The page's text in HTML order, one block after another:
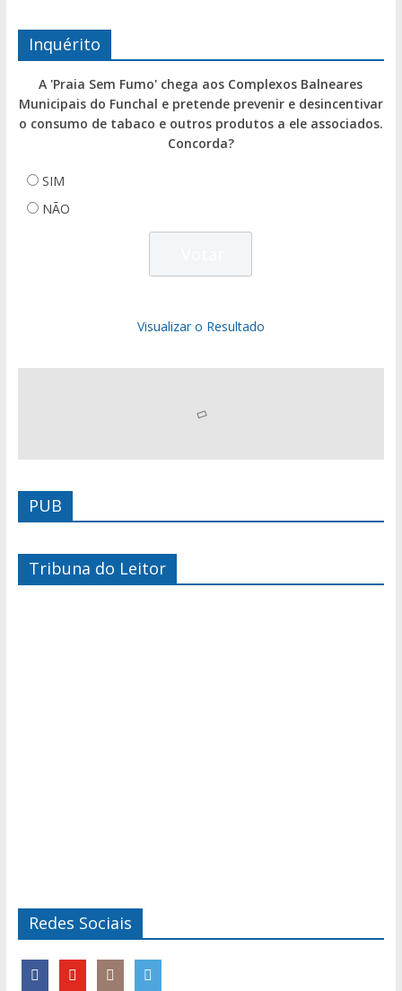
Inquérito
A 'Praia Sem Fumo' chega aos Complexos Balneares
Municipais do Funchal e pretende prevenir e desincentivar
o consumo de tabaco e outros produtos a ele associados.
Concorda?
SIM
NÃO
Visualizar o Resultado
PUB
Tribuna do Leitor
Redes Sociais